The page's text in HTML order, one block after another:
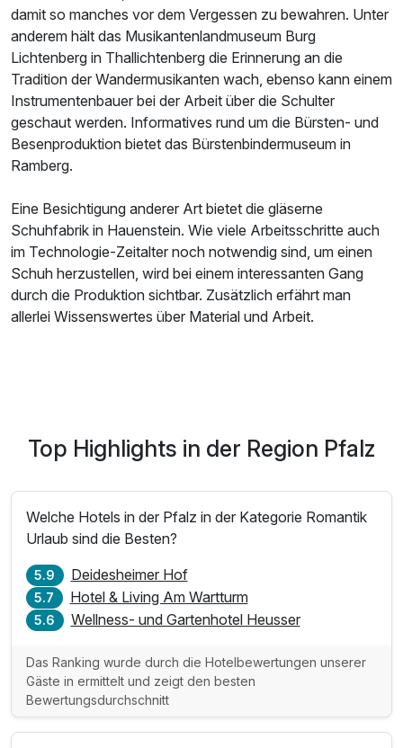
damit so manches vor dem Vergessen zu bewahren. Unter
anderem hält das Musikantenlandmuseum Burg
Lichtenberg in Thallichtenberg die Erinnerung an die
Tradition der Wandermusikanten wach, ebenso kann einem
Instrumentenbauer bei der Arbeit über die Schulter
geschaut werden. Informatives rund um die Bürsten- und
Besenproduktion bietet das Bürstenbindermuseum in
Ramberg.
Eine Besichtigung anderer Art bietet die gläserne
Schuhfabrik in Hauenstein. Wie viele Arbeitsschritte auch
im Technologie-Zeitalter noch notwendig sind, um einen
Schuh herzustellen, wird bei einem interessanten Gang
durch die Produktion sichtbar. Zusätzlich erfährt man
allerlei Wissenswertes über Material und Arbeit.
Top Highlights in der Region Pfalz
Welche Hotels in der Pfalz in der Kategorie Romantik
Urlaub sind die Besten?
5.9 Deidesheimer Hof
5.7 Hotel & Living Am Wartturm
5.6 Wellness- und Gartenhotel Heusser
Das Ranking wurde durch die Hotelbewertungen unserer
Gäste in ermittelt und zeigt den besten
Bewertungsdurchschnitt